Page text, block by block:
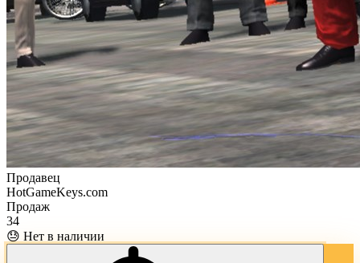
Продавец
HotGameKeys.com
Продаж
34
😓 Нет в наличии